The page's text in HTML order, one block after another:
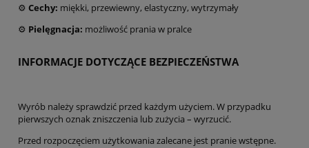
⚙️ Cechy: miękki, przewiewny, elastyczny, wytrzymały
⚙️ Pielęgnacja: możliwość prania w pralce
INFORMACJE DOTYCZĄCE BEZPIECZEŃSTWA
Wyrób należy sprawdzić przed każdym użyciem. W przypadku
pierwszych oznak zniszczenia lub zużycia – wyrzucić.
Przed rozpoczęciem użytkowania zalecane jest pranie wstępne.